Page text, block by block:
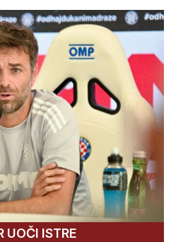
UOČI ISTRE